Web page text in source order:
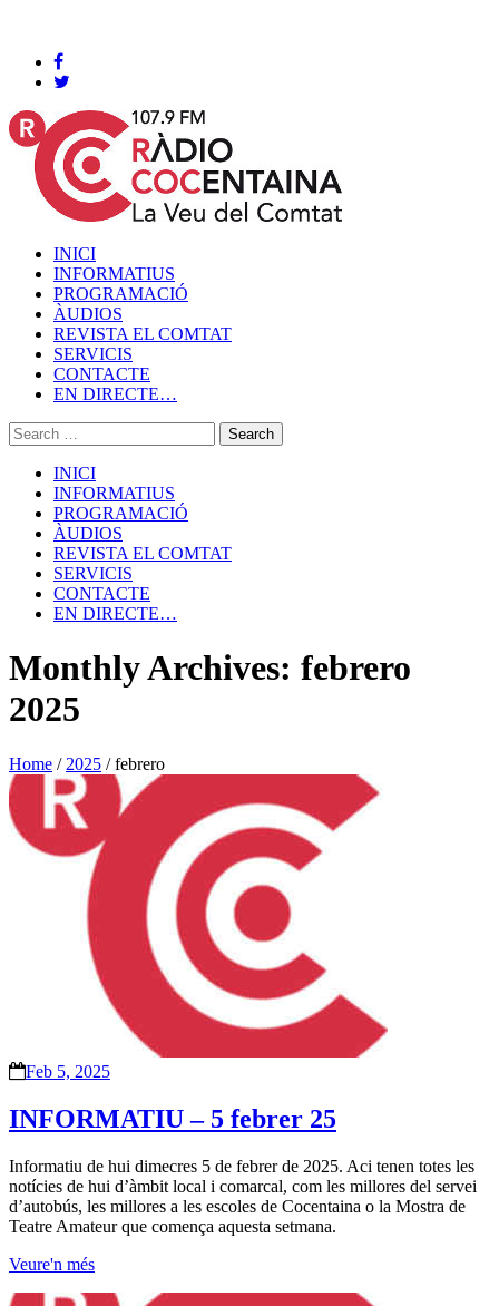
INICI
INFORMATIUS
PROGRAMACIÓ
ÀUDIOS
REVISTA EL COMTAT
SERVICIS
CONTACTE
EN DIRECTE…
INICI
INFORMATIUS
PROGRAMACIÓ
ÀUDIOS
REVISTA EL COMTAT
SERVICIS
CONTACTE
EN DIRECTE…
Monthly Archives: febrero
2025
Home / 2025 /febrero
Feb 5, 2025
INFORMATIU – 5 febrer 25
Informatiu de hui dimecres 5 de febrer de 2025. Aci tenen totes les
notícies de hui d’àmbit local i comarcal, com les millores del servei
d’autobús, les millores a les escoles de Cocentaina o la Mostra de
Teatre Amateur que comença aquesta setmana.
Veure'n més